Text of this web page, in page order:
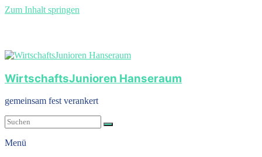
Zum Inhalt springen
WirtschaftsJunioren Hanseraum
gemeinsam fest verankert
Menü